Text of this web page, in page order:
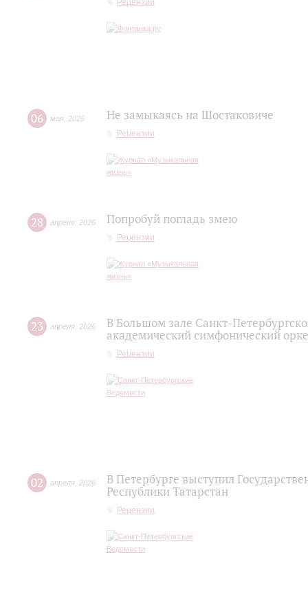
Рецензии
06 мая 2026 Не замыкаясь на Шостаковиче
Рецензии
28 апреля 2026 Попробуй погладь змею
Рецензии
23 апреля 2026
В Большом зале Санкт-
академический симфонический
Рецензии
02 апреля 2026
В Петербурге выступил
Республики Татарстан
Рецензии